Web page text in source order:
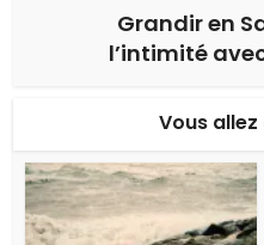
Grandir en
l’intimité
Vous